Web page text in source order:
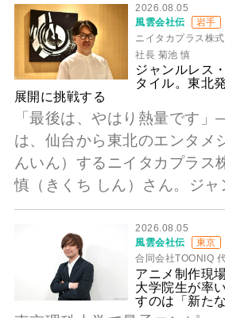
2026.08.05
風雲会社伝
岩手
ニイタカプラス株
社長 菊池 慎
ジャンルレス
タイル。東北
展開に挑戦する
「最後は、やはり熱量です
は、仙台から東北のエンタメ
んいん）するニイタカプラス
慎（きくち しん）さん。ジャ
2026.08.05
風雲会社伝
東京
合同会社TOONIQ
アニメ制作現
大学院生が率
すのは「新た